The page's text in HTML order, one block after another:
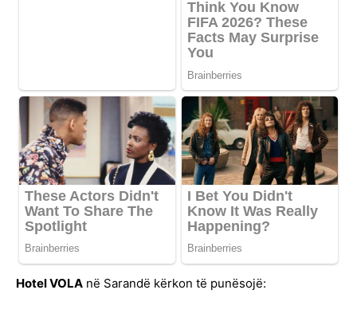
Hotel VOLA në Sarandë kërkon të punësojë: